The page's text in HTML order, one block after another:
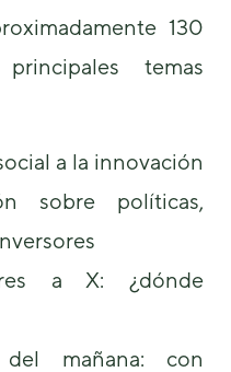
130
temas
a la innovación
sobre políticas,
a X: ¿dónde
mañana: con
opcionales.
necesarias
Estadísticas
podamos
mejorar la
funcionalidad
base a cómo